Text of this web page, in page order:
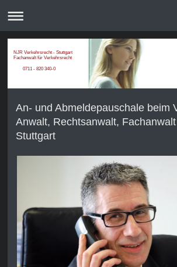
NJR Verkehrsrecht - Stuttgart
Fachanwalt für Verkehrsrecht
0711 - 820 340-0
An- und Abmeldepauschale beim
Anwalt, Rechtsanwalt,
Stuttgart